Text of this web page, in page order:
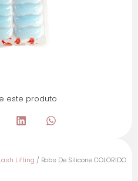
este produto
Lifting / Bobs De Silicone COLORIDO